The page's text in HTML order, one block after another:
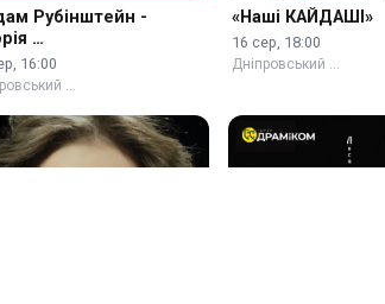
Рубінштейн -
…
16:00
…
«Наші КАЙДАШІ»
16 сер, 18:00
Дніпровський …